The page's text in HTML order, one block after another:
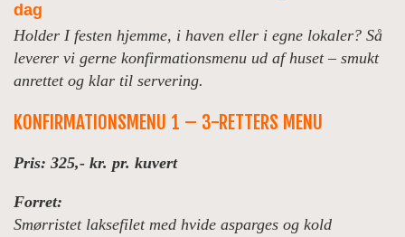
dag
Holder I festen hjemme, i haven eller i egne lokaler? Så
leverer vi gerne konfirmationsmenu ud af huset – smukt
anrettet og klar til servering.
KONFIRMATIONSMENU 1 – 3-RETTERS MENU
Pris: 325,- kr. pr. kuvert
Forret:
Smørristet laksefilet med hvide asparges og kold